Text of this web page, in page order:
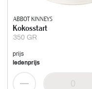
ABBOT KINNEYS
350 GR
Kokosstart
prijs
ledenprijs